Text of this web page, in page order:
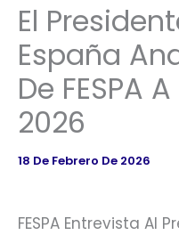
El
España
De FESPA
2026
18 De Febrero De 2026
FESPA Entrevista Al